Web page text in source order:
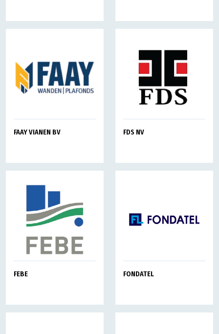
FAAY VIANEN BV FDS NV
FEBE FONDATEL